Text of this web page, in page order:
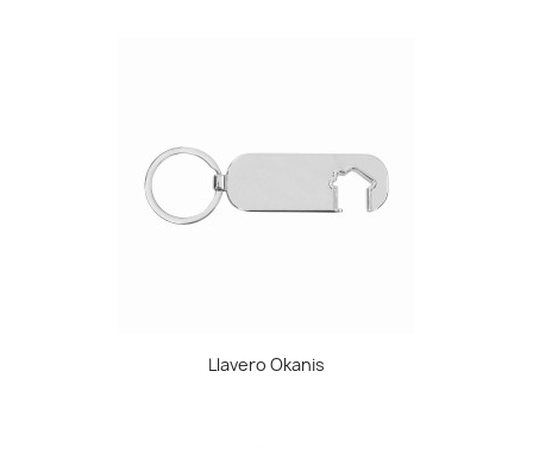
Llavero Okanis